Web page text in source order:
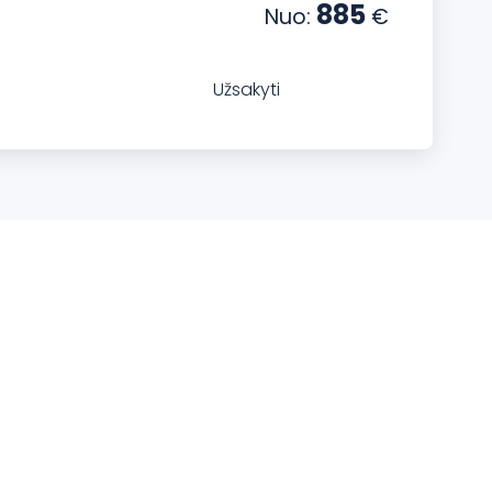
Nuo: 885 €
Užsakyti